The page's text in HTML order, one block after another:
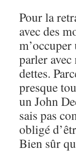
Pour la
avec des
parler
dettes.
presque
un John
sais pas
obligé
Bien sûr